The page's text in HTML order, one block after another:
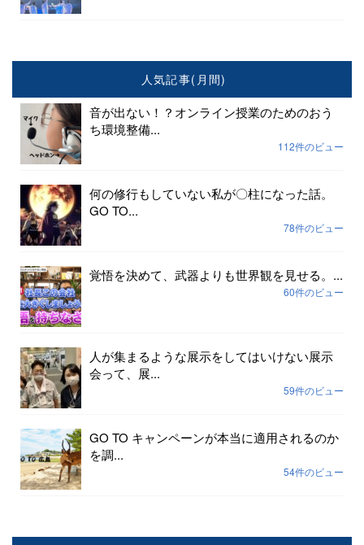
人気記事(月間)
音が出ない！？オンライン授業のためのおう
ち環境整備...
112件のビュー
何の修行もしていない私が〇柱になった話。
GO TO...
78件のビュー
覚悟を決めて、武器よりも世界観を見せる。...
60件のビュー
人が集まるような展示をしてはいけない展示
会って、展...
59件のビュー
GO TO キャンペーンが本当に適用されるのか
を調...
54件のビュー